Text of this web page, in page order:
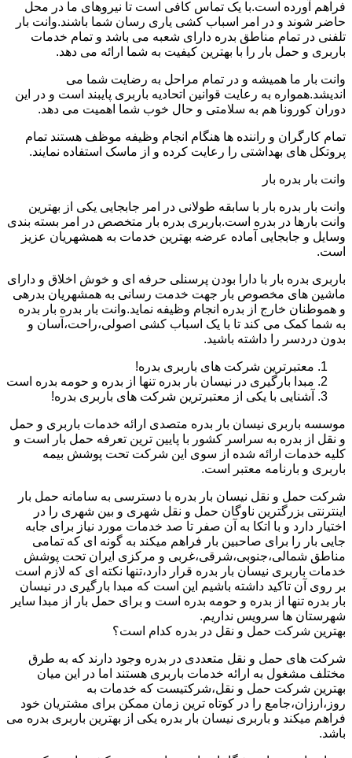
فراهم آورده است.با یک تماس کافی است تا نیروهای ما در محل
حاضر شوند و در امر اسباب کشی یاری رسان شما باشند.وانت بار
تلفنی در تمام مناطق بدره دارای شعبه می باشد و تمام خدمات
باربری و حمل بار را با بهترین کیفیت به شما ارائه می دهد.
وانت بار ما همیشه و در تمام مراحل به رضایت شما می
اندیشد.همواره به رعایت قوانین اتحادیه باربری پایبند است و در این
دوران کورونا هم به سلامتی و حال خوب شما اهمیت می دهد.
تمام کارگران و راننده ها هنگام انجام وظیفه موظف هستند تمام
پروتکل های بهداشتی را رعایت کرده و از ماسک استفاده نمایند.
وانت بار بدره بار
وانت بار بدره بار با سابقه طولانی در امر جابجایی یکی از بهترین
وانت بارها در بدره است.باربری بدره بار متخصص در امر بسته بندی
وسایل و جابجایی آماده عرضه بهترین خدمات به همشهریان عزیز
است.
باربری بدره بار با دارا بودن پرسنلی حرفه ای و خوش اخلاق و دارای
ماشین های مخصوص بار جهت خدمت رسانی به همشهریان بدرهی
و هموطنان خارج از بدره انجام وظیفه نماید.وانت بار بدره بار بدره
به شما کمک می کند تا با یک اسباب کشی اصولی،راحت،آسان و
بدون دردسر را داشته باشید.
معتبرترین شرکت های باربری بدره!
مبدا بارگیری در نیسان بار بدره تنها از بدره و حومه بدره است
آشنایی با یکی از معتبرترین شرکت های باربری بدره!
موسسه باربری نیسان بار بدره متصدی ارائه خدمات باربری و حمل
و نقل از بدره به سراسر کشور با پایین ترین تعرفه حمل بار است و
کلیه خدمات ارائه شده از سوی این شرکت تحت پوشش بیمه
باربری و بارنامه معتبر است.
شرکت حمل و نقل نیسان بار بدره با دسترسی به سامانه حمل بار
اینترنتی بزرگترین ناوگان حمل و نقل شهری و بین شهری را در
اختیار دارد و با اتکا به آن صفر تا صد خدمات مورد نیاز برای جابه
جایی بار را برای صاحبین بار فراهم میکند به گونه ای که تمامی
مناطق شمالی،جنوبی،شرقی،غربی و مرکزی ایران تحت پوشش
خدمات باربری نیسان بار بدره قرار دارد،تنها نکته ای که لازم است
بر روی آن تاکید داشته باشیم این است که مبدا بارگیری در نیسان
بار بدره تنها از بدره و حومه بدره است و برای حمل بار از مبدا سایر
شهرستان ها سرویس نداریم.
بهترین شرکت حمل و نقل در بدره کدام است؟
شرکت های حمل و نقل متعددی در بدره وجود دارند که به طرق
مختلف مشغول به ارائه خدمات باربری هستند اما در این میان
بهترین شرکت حمل و نقل،شرکتیست که خدمات به
روز،ارزان،جامع را در کوتاه ترین زمان ممکن برای مشتریان خود
فراهم میکند و باربری نیسان بار بدره یکی از بهترین باربری بدره می
باشد.